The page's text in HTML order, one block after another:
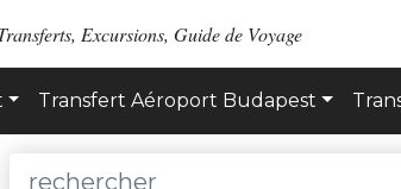
Excursions, Guide de Voyage
Transfert Aéroport Budapest